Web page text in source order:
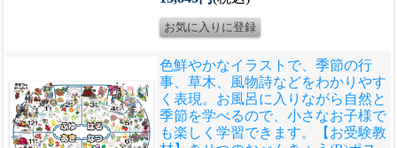
色鮮やかなイラストで、季節の行
事、草木、風物詩などをわかりやす
く表現。お風呂に入りながら自然と
季節を学べるので、小さなお子様で
も楽しく学習できます。
【お受験教